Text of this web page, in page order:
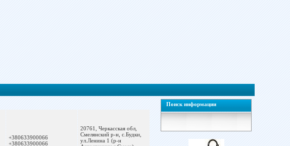
+380633900066
+380633900066
20761, Черкасская обл,
Смелянский р-н, с.Будки,
ул.Ленина 1 (р-н
Поиск информации